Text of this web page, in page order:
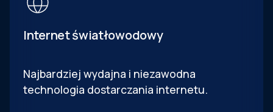
Internet światłowodowy
Najbardziej wydajna i niezawodna
technologia dostarczania internetu.